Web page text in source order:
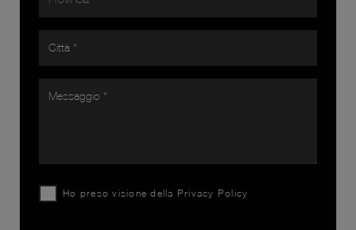
Ho preso visione della Privacy Policy